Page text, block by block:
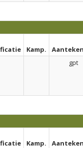
Kamp.
gpt
Kamp.